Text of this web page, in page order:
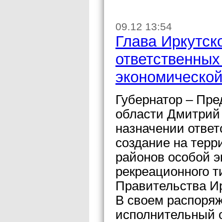
09.12 13:54
Глава
Губернатор –
области
назначении
создание на
районов особой
рекреационного
Правительства
В своем
исполнительный